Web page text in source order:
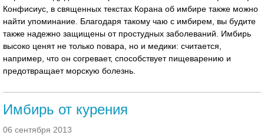
Конфисиус, в священных текстах Корана об имбире также можно
найти упоминание. Благодаря такому чаю с имбирем, вы будите
также надежно защищены от простудных заболеваний. Имбирь
высоко ценят не только повара, но и медики: считается,
например, что он согревает, способствует пищеварению и
предотвращает морскую болезнь.
Имбирь от курения
06 сентября 2013